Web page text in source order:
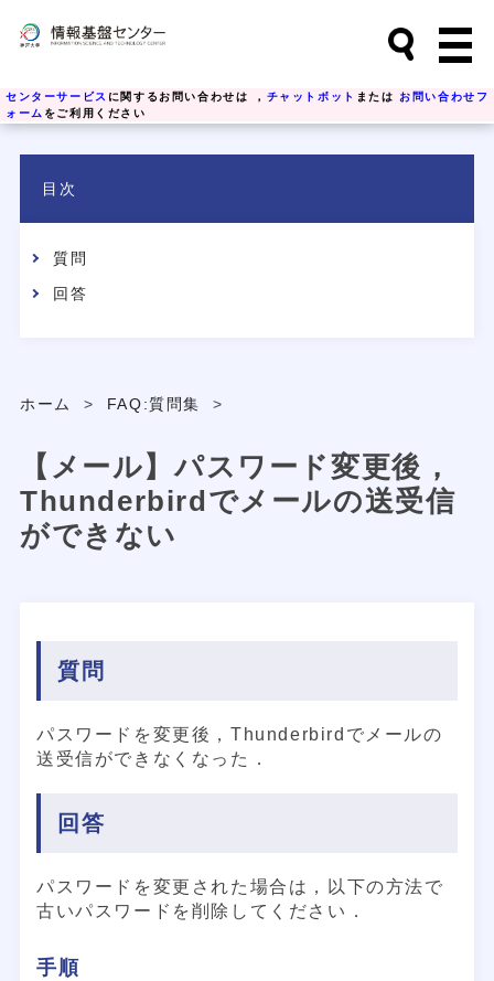
センターサービス に関するお問い合わせは ， チャットボット または お問い合わせフ
ォーム をご利用ください
目次
質問
回答
ホーム > FAQ:質問集 >
【メール】パスワード変更後，
Thunderbirdでメールの送受信
ができない
質問
パスワードを変更後，Thunderbirdでメールの
送受信ができなくなった．
回答
パスワードを変更された場合は，以下の方法で
古いパスワードを削除してください．
手順